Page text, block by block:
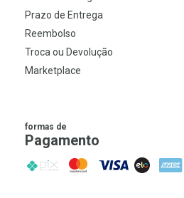
Prazo de Entrega
Reembolso
Troca ou Devolução
Marketplace
formas de
Pagamento
PIX MasterCard
VISA ELO AMEX